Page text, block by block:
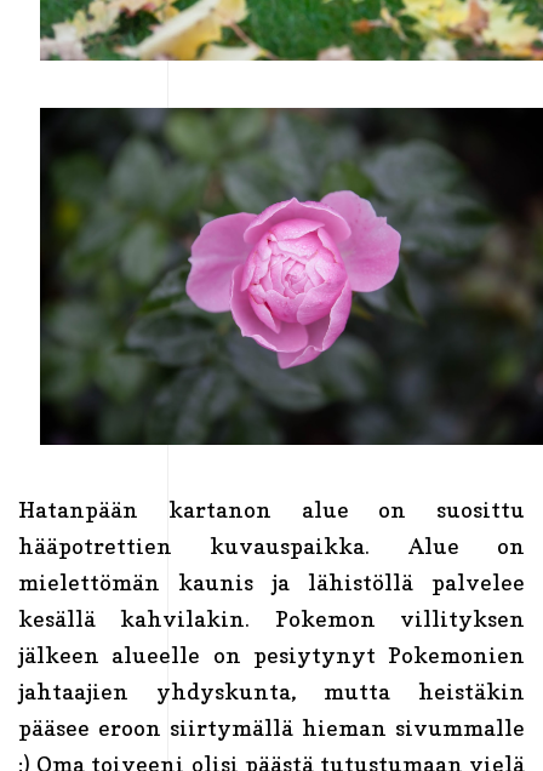
Hatanpään kartanon alue on suosittu
hääpotrettien kuvauspaikka. Alue on
mielettömän kaunis ja lähistöllä palvelee
kesällä kahvilakin. Pokemon villityksen
jälkeen alueelle on pesiytynyt Pokemonien
jahtaajien yhdyskunta, mutta heistäkin
pääsee eroon siirtymällä hieman sivummalle
:) Oma toiveeni olisi päästä tutustumaan vielä